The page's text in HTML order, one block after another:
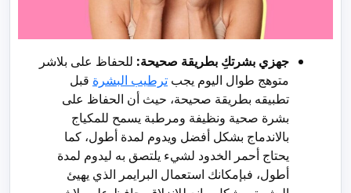
جهزي بشرتكِ بطريقة صحيحة: للحفاظ على بلاشر
متوهج طوال اليوم يجب ترطيب البشرة قبل
تطبيقه بطريقة صحيحة، حيث أن الحفاظ على
بشرة صحية ونظيفة ومرطبة يسمح للمكياج
بالاندماج بشكل أفضل ويدوم لمدة أطول، كما
يحتاج أحمر الخدود لشيء يلتصق به ليدوم لمدة
أطول، فبإمكانك استعمال البرايمر الذي يهيئ